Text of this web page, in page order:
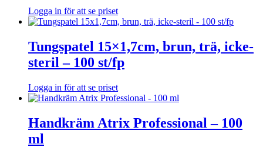
Logga in för att se priset
Tungspatel 15×1,7cm, brun, trä, icke-
steril – 100 st/fp
Logga in för att se priset
Handkräm Atrix Professional – 100
ml